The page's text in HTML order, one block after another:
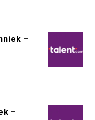
–
–